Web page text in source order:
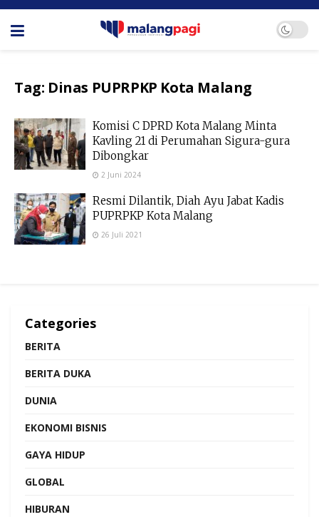
Tag: Dinas PUPRPKP Kota Malang
Komisi C DPRD Kota Malang Minta
Kavling 21 di Perumahan Sigura-gura
Dibongkar
2 Juni 2024
Resmi Dilantik, Diah Ayu Jabat Kadis
PUPRPKP Kota Malang
26 Juli 2021
Categories
BERITA
BERITA DUKA
DUNIA
EKONOMI BISNIS
GAYA HIDUP
GLOBAL
HIBURAN